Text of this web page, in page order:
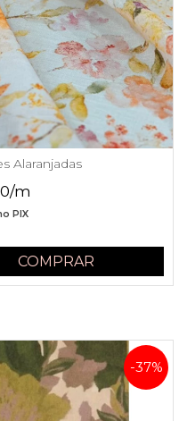
Alaranjadas
m
PIX
COMPRAR
-37%